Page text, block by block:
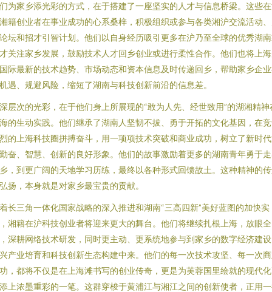
为家乡添光彩的方式，在于搭建了一座坚实的人才与信息桥梁。这些
籍创业者在事业成功的心系桑梓，积极组织或参与各类湘沪交流活动
坛和招才引智计划。他们以自身经历吸引更多在沪乃至全球的优秀湖
关注家乡发展，鼓励技术人才回乡创业或进行柔性合作。他们也将上
际最新的技术趋势、市场动态和资本信息及时传递回乡，帮助家乡企
遇、规避风险，缩短了湖南与科技创新前沿的信息差。
层次的光彩，在于他们身上所展现的“敢为人先、经世致用”的湖湘精神
的生动实践。他们继承了湖南人坚韧不拔、勇于开拓的文化基因，在
的上海科技圈拼搏奋斗，用一项项技术突破和商业成功，树立了新时
奋、智慧、创新的良好形象。他们的故事激励着更多的湖南青年勇于
，到更广阔的天地学习历练，最终以各种形式回馈故土。这种精神的
扬，本身就是对家乡最宝贵的贡献。
长三角一体化国家战略的深入推进和湖南“三高四新”美好蓝图的加快实
湘籍在沪科技创业者将迎来更大的舞台。他们将继续扎根上海，放眼全
深耕网络技术研发，同时更主动、更系统地参与到家乡的数字经济建
产业培育和科技创新生态构建中来。他们的每一次技术攻坚、每一次
，都将不仅是在上海滩书写的创业传奇，更是为芙蓉国里绘就的现代
上浓墨重彩的一笔。这群穿梭于黄浦江与湘江之间的创新使者，正用